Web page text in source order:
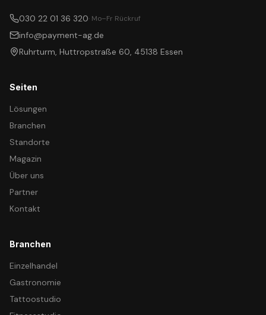
030 22 01 36 320· Mo–Fr Rückruf
info@payment-ag.de
Ruhrturm, Huttropstraße 60, 45138 Essen
Seiten
Lösungen
Branchen
Standorte
Magazin
Über uns
Partner
Kontakt
Branchen
Einzelhandel
Gastronomie
Tattoostudio